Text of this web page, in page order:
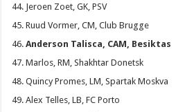
Jeroen Zoet, GK, PSV
Ruud Vormer, CM, Club Brugge
Anderson Talisca, CAM, Besiktas
Marlos, RM, Shakhtar Donetsk
Quincy Promes, LM, Spartak Moskva
Alex Telles, LB, FC Porto